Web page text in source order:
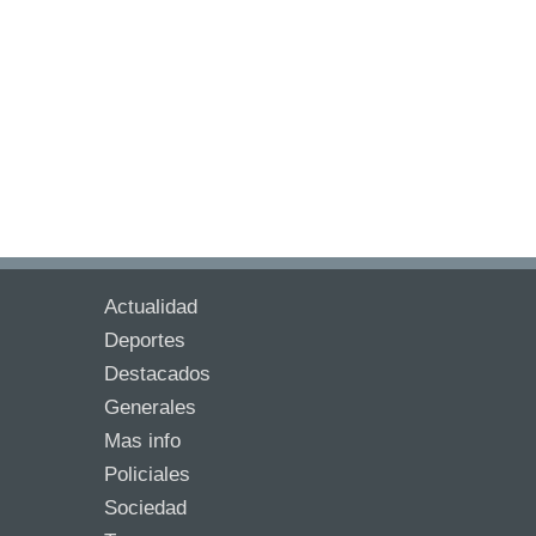
Actualidad
Deportes
Destacados
Generales
Mas info
Policiales
Sociedad